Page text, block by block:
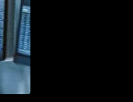
d'Entreprise
Niveau Initiation
Investigation Forensique
et Crisis Management